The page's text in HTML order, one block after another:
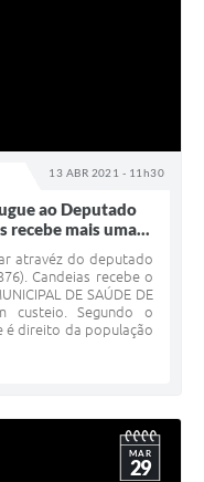
13 ABR 2021 - 11h30
ao Deputado
recebe mais uma...
atravéz do deputado
Candeias recebe o
DE SAÚDE DE
custeio. Segundo o
é direito da população
MAR
29